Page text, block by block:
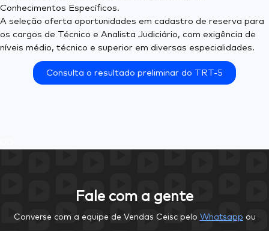
Conhecimentos Específicos.
A seleção oferta oportunidades em cadastro de reserva para
os cargos de Técnico e Analista Judiciário, com exigência de
níveis médio, técnico e superior em diversas especialidades.
Consulta o resultado preliminar do TRT-5
Fale com a gente
Converse com a equipe de Vendas Ceisc pelo Whatsapp ou